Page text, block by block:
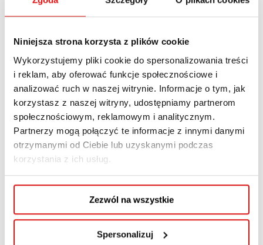
Niniejsza strona korzysta z plików cookie
Wykorzystujemy pliki cookie do spersonalizowania treści
i reklam, aby oferować funkcje społecznościowe i
analizować ruch w naszej witrynie. Informacje o tym, jak
korzystasz z naszej witryny, udostępniamy partnerom
społecznościowym, reklamowym i analitycznym.
Partnerzy mogą połączyć te informacje z innymi danymi
otrzymanymi od Ciebie lub uzyskanymi podczas
korzystania z ich usług.
Zezwól na wszystkie
Spersonalizuj
uczelni prywatnej
przyjaznej
kandydatom z
Ukrainy, Białorusi
i Kazachstanu
1 LIPCA, 2026 BAZA WIEDZY
Studia w Lublinie dla obcokrajowców to realna
alternatywa dla Warszawy i Krakowa. W roku
akademickim 2024/2025 w Polsce kształciło się
108 609 studentów zagranicznych, a 49,9% z